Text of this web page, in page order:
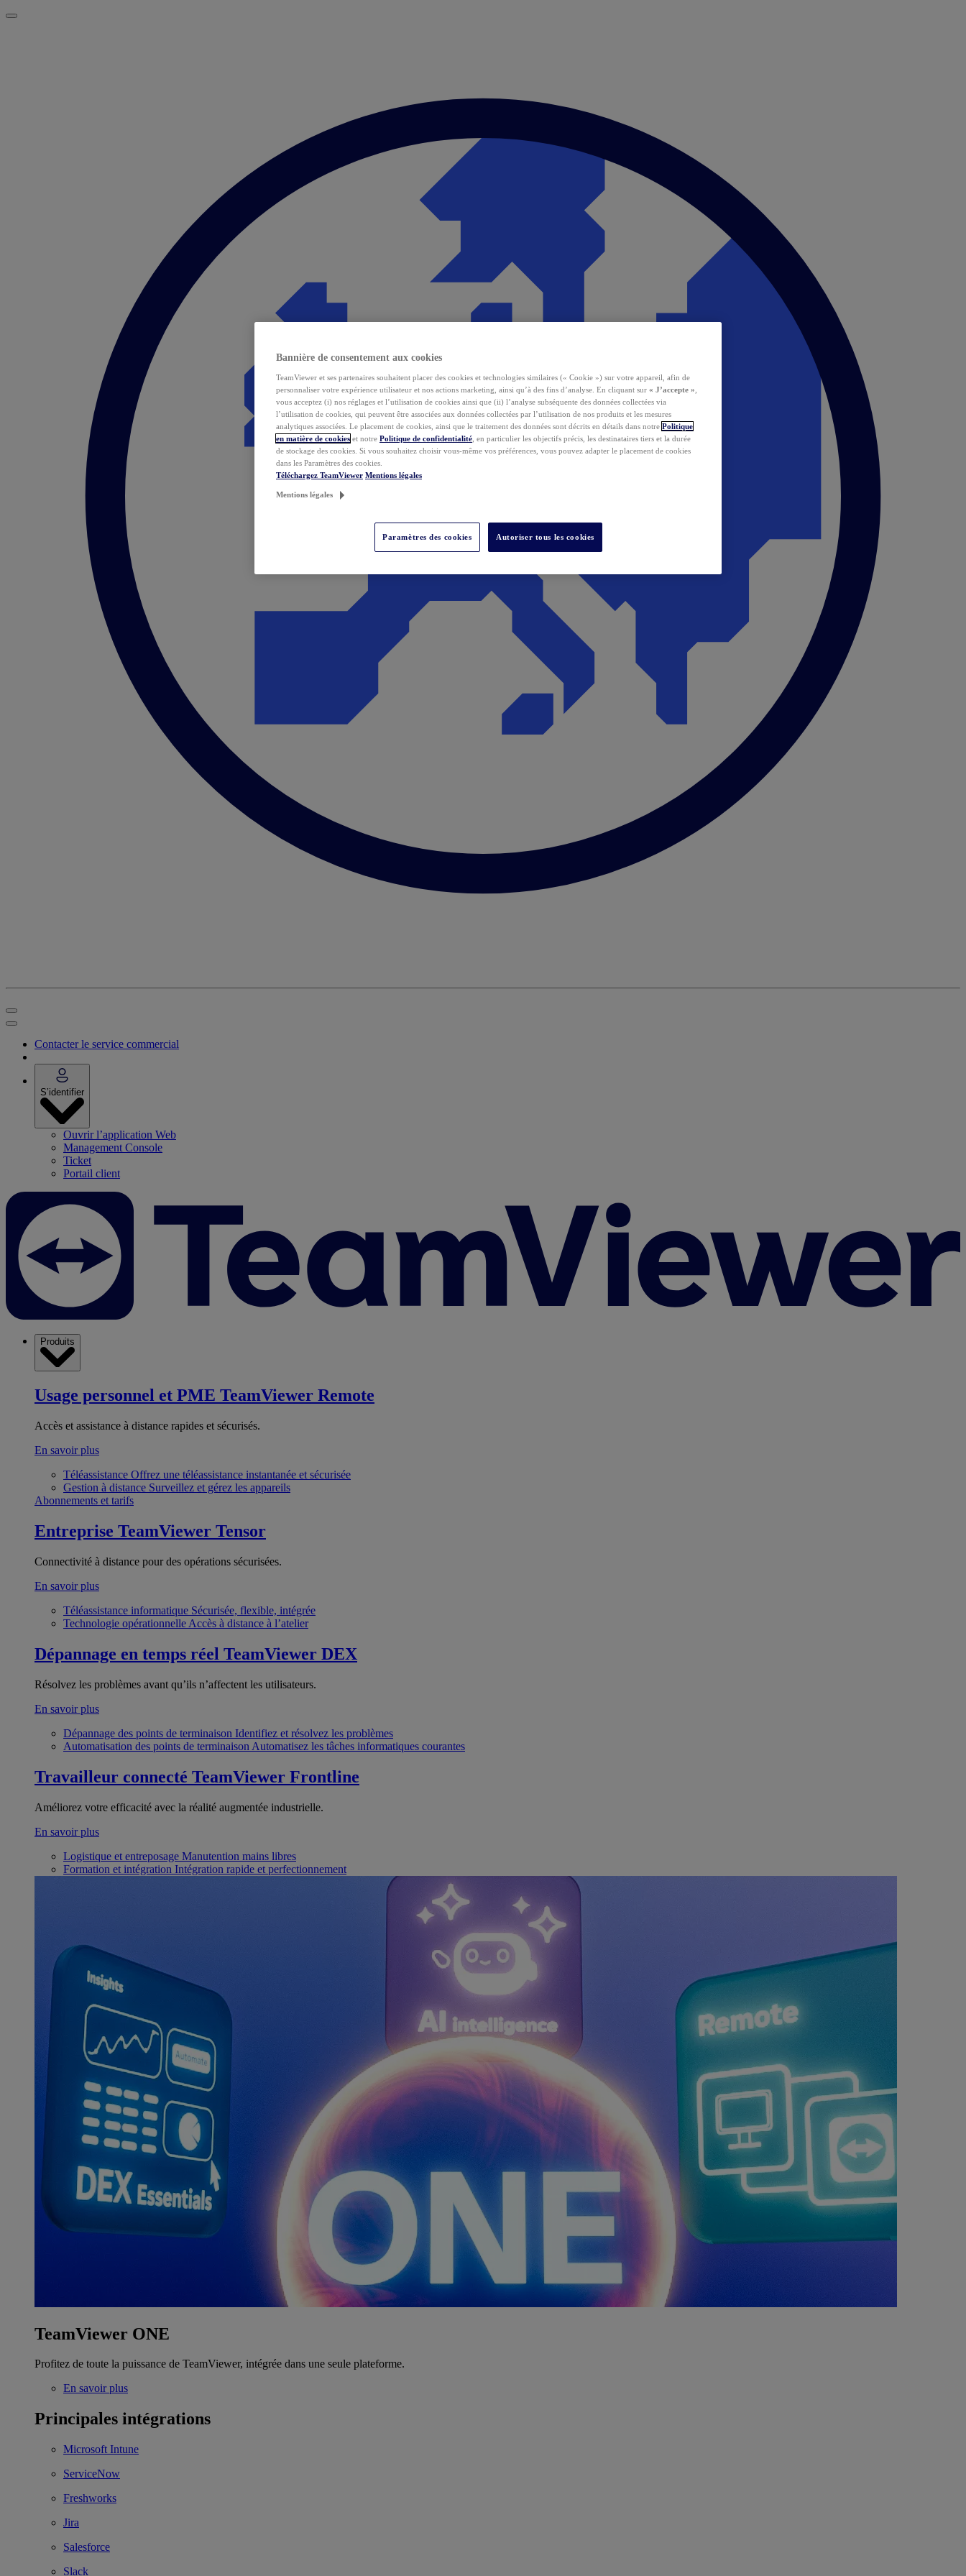
Contacter le service commercial
S’identifier
Ouvrir l’application Web
Management Console
Ticket
Portail client
Produits
Usage personnel et PME TeamViewer Remote
Accès et assistance à distance rapides et sécurisés.
En savoir plus
Téléassistance Offrez une téléassistance instantanée et sécurisée
Gestion à distance Surveillez et gérez les appareils
Abonnements et tarifs
Entreprise TeamViewer Tensor
Connectivité à distance pour des opérations sécurisées.
En savoir plus
Téléassistance informatique Sécurisée, flexible, intégrée
Technologie opérationnelle Accès à distance à l’atelier
Dépannage en temps réel TeamViewer DEX
Résolvez les problèmes avant qu’ils n’affectent les utilisateurs.
En savoir plus
Dépannage des points de terminaison Identifiez et résolvez les problèmes
Automatisation des points de terminaison Automatisez les tâches informatiques courantes
Travailleur connecté TeamViewer Frontline
Améliorez votre efficacité avec la réalité augmentée industrielle.
En savoir plus
Logistique et entreposage Manutention mains libres
Formation et intégration Intégration rapide et perfectionnement
TeamViewer ONE
Profitez de toute la puissance de TeamViewer, intégrée dans une seule plateforme.
En savoir plus
Principales intégrations
Microsoft Intune
ServiceNow
Freshworks
Jira
Salesforce
Slack
Bannière de consentement aux cookies
TeamViewer et ses partenaires souhaitent placer des cookies et technologies similaires (« Cookie ») sur votre appareil, afin de
personnaliser votre expérience utilisateur et nos actions marketing, ainsi qu’à des fins d’analyse. En cliquant sur « J’accepte »
vous acceptez (i) nos réglages et l’utilisation de cookies ainsi que (ii) l’analyse subséquente des données collectées via
l’utilisation de cookies, qui peuvent être associées aux données collectées par l’utilisation de nos produits et les mesures
analytiques associées. Le placement de cookies, ainsi que le traitement des données sont décrits en détails dans notre Politique
en matière de cookies et notre Politique de confidentialité , en particulier les objectifs précis, les destinataires tiers et la durée
de stockage des cookies. Si vous souhaitez choisir vous-même vos préférences, vous pouvez adapter le placement de cookies
dans les Paramètres des cookies.
Téléchargez TeamViewer Mentions légales
Mentions légales
Paramètres des cookies Autoriser tous les cookies